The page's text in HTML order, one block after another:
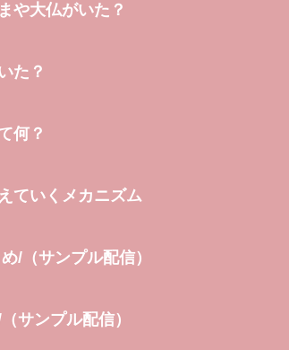
や大仏がいた？
た ？
何 ？
ていくメカニズム
/（サンプル配信）
サンプル配信）